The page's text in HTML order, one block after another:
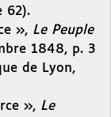
62).
», Le Peuple
1848, p. 3
de Lyon,
», Le